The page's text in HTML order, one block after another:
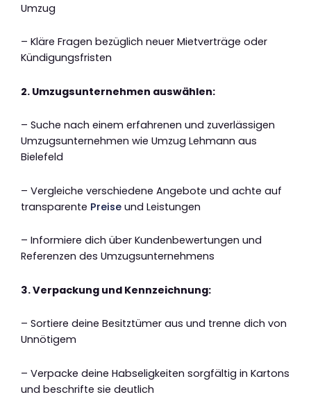
Umzug
– Kläre Fragen bezüglich neuer Mietverträge oder
Kündigungsfristen
2. Umzugsunternehmen auswählen:
– Suche nach einem erfahrenen und zuverlässigen
Umzugsunternehmen wie Umzug Lehmann aus
Bielefeld
– Vergleiche verschiedene Angebote und achte auf
transparente Preise und Leistungen
– Informiere dich über Kundenbewertungen und
Referenzen des Umzugsunternehmens
3. Verpackung und Kennzeichnung:
– Sortiere deine Besitztümer aus und trenne dich von
Unnötigem
– Verpacke deine Habseligkeiten sorgfältig in Kartons
und beschrifte sie deutlich